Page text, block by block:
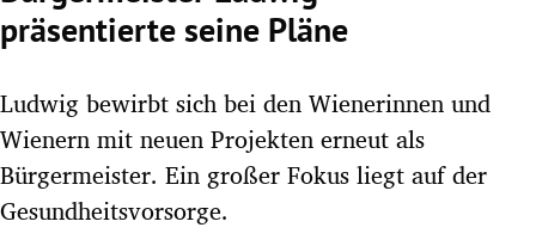
Untermenü
Untermenü
Untermenü
Untermenü
präsentierte seine Pläne
Ludwig bewirbt sich bei den Wienerinnen und
Wienern mit neuen Projekten erneut als
Bürgermeister. Ein großer Fokus liegt auf der
Gesundheitsvorsorge.